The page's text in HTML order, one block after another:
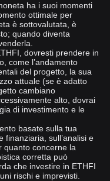
ha i suoi momenti
ottimale per
è sottovalutata, è
quando diventa
dovresti prendere in
come l’andamento
del progetto, la sua
attuale (se è adatto
cambiano
alto, dovrai
di investimento e le
basate sulla tua
finanziaria, sull’analisi e
quanto concerne la
corretta può
che investire in ETHFI
rischi e imprevisti.